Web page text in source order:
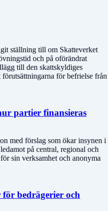
ställning till om Skatteverket
och på oförändrat
till den skattskyldiges
för befrielse från
partier finansieras
med förslag som ökar insynen i
på central, regional och
sin verksamhet och anonyma
bedrägerier och